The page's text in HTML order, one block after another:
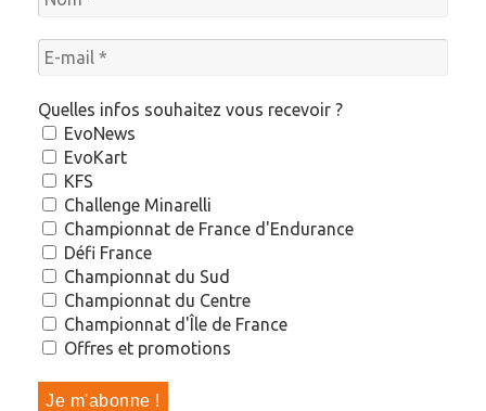
Quelles infos souhaitez vous recevoir ?
EvoNews
EvoKart
KFS
Challenge Minarelli
Championnat de France d'Endurance
Défi France
Championnat du Sud
Championnat du Centre
Championnat d'Île de France
Offres et promotions